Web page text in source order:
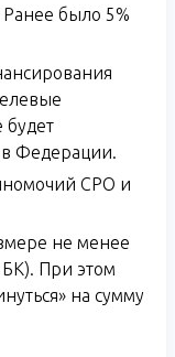
было 5%
будет
в Федерации.
СРО и
не менее
При этом
на сумму